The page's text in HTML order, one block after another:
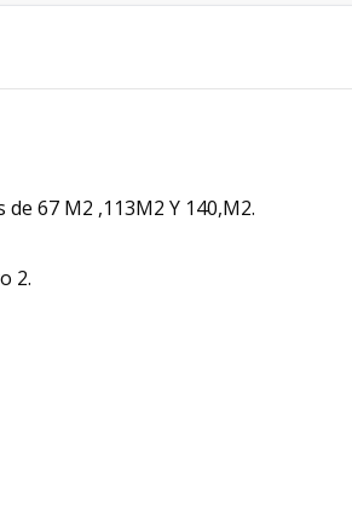
67 M2 ,113M2 Y 140,M2.
2.